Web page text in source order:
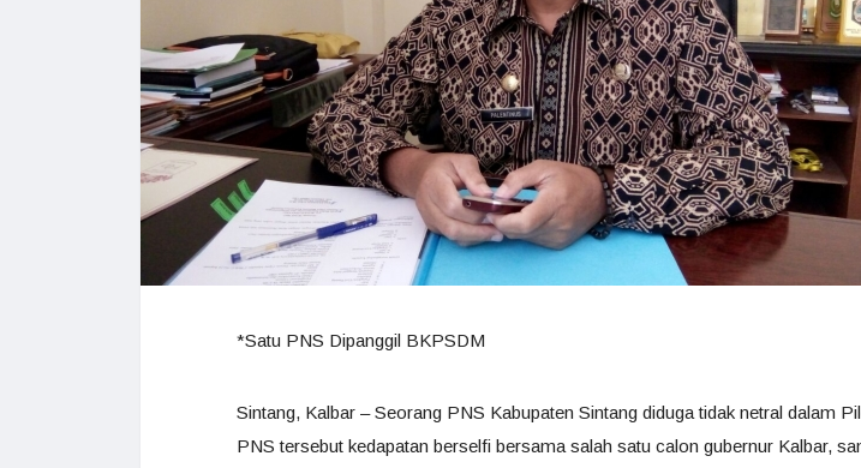
*Satu PNS Dipanggil BKPSDM
Sintang, Kalbar – Seorang PNS Kabupaten Sintang diduga tidak netral dalam
PNS tersebut kedapatan berselfi bersama salah satu calon gubernur Kalbar,